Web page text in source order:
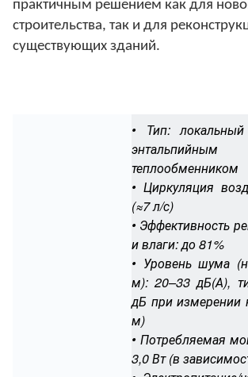
практичным решением как для
строительства, так и для
существующих зданий.
• Тип:
энтальпийным
теплообменником
• Циркуляция
(≈7 л/с)
• Эффективность
и влаги: до 81%
• Уровень шума
м): 20–33 дБ(А),
дБ при измерении
м)
• Потребляемая
3,0 Вт (в